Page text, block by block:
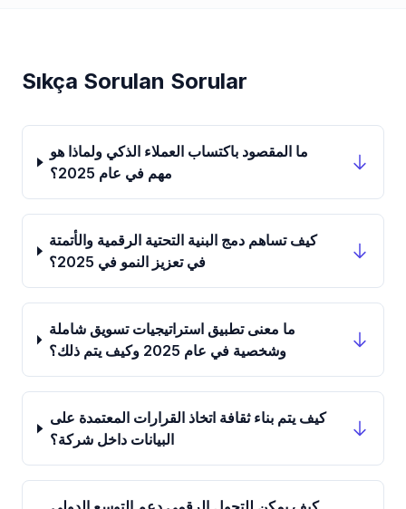
Sıkça Sorulan Sorular
ما المقصود باكتساب العملاء الذكي ولماذا هو
مهم في عام 2025؟
كيف تساهم دمج البنية التحتية الرقمية والأتمتة
في تعزيز النمو في 2025؟
ما معنى تطبيق استراتيجيات تسويق شاملة
وشخصية في عام 2025 وكيف يتم ذلك؟
كيف يتم بناء ثقافة اتخاذ القرارات المعتمدة على
البيانات داخل شركة؟